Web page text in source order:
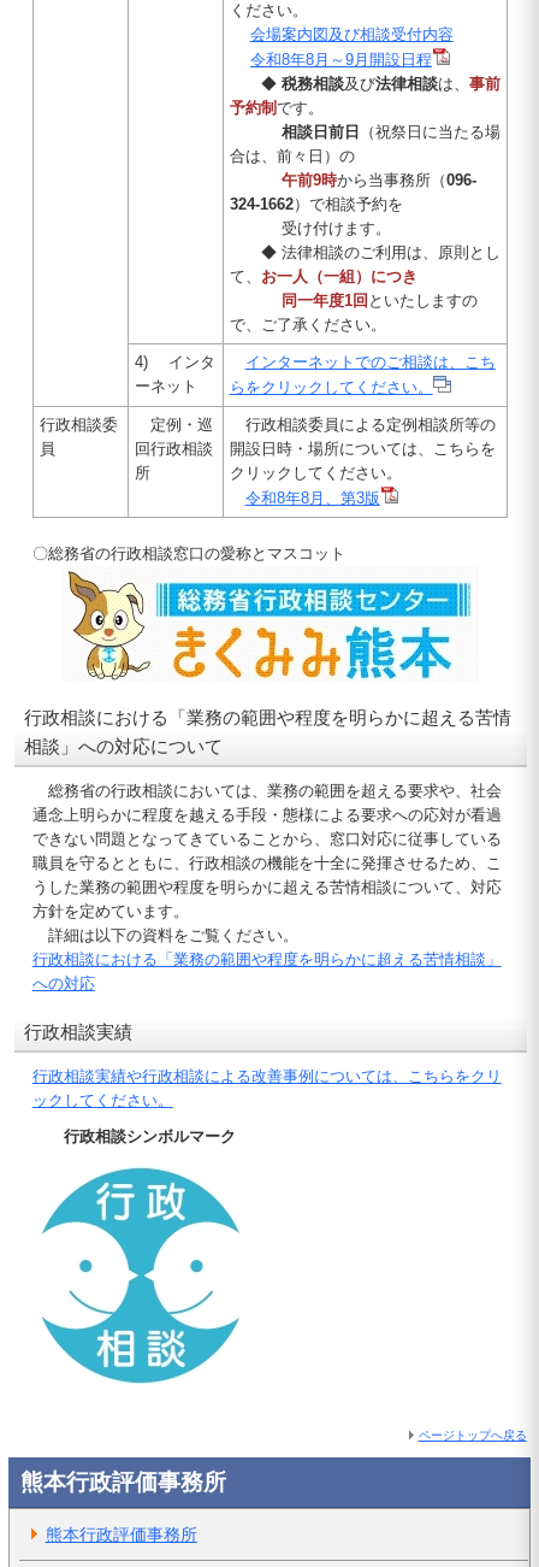
ください。
会場案内図及び相談受付内容
令和8年8月～9月開設日程
◆ 税務相談及び法律相談は、 事前
予約制 です。
相談日前日
（祝祭日に当たる場
合は、前々日）の
午前9時から当事務所（096-
324-1662）で相談予約を
受け付けます。
◆ 法律相談のご利用は、原則とし
て、 お一人（一組）につき
同一年度1回 といたしますの
で、ご了承ください。
4) インタ
ーネット
インターネットでのご相談は、こち
らをクリックしてください。
行政相談委
員
定例・巡
回行政相談
所
行政相談委員による定例相談所等の
開設日時・場所については、こちらを
クリックしてください。
令和8年8月、第3版
〇総務省の行政相談窓口の愛称とマスコット
行政相談における「業務の範囲や程度を明らかに超える苦情
相談」への対応について
総務省の行政相談においては、業務の範囲を超える要求や、社会
通念上明らかに程度を越える手段・態様による要求への応対が看過
できない問題となってきていることから、窓口対応に従事している
職員を守るとともに、行政相談の機能を十全に発揮させるため、こ
うした業務の範囲や程度を明らかに超える苦情相談について、対応
方針を定めています。
詳細は以下の資料をご覧ください。
行政相談における「業務の範囲や程度を明らかに超える苦情相談」
への対応
行政相談実績
行政相談実績や行政相談による改善事例については、こちらをクリ
ックしてください。
行政相談シンボルマーク
ページトップへ戻る
熊本行政評価事務所
熊本行政評価事務所